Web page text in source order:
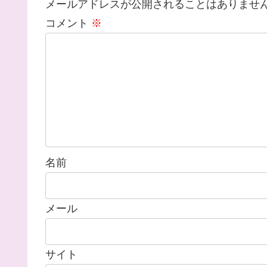
メールアドレスが公開されることはありませ
コメント ※
名前
メール
サイト